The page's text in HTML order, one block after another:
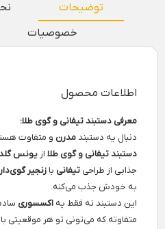
توضیحات
خصوصیات
اطلاعات محصول
معرفی دستبند تیفانی و گوی طلا:
دنبال یه دستبند مدرن و متفاوت
دستبند تیفانی و گوی طلا از یونس
جذابی از طراحی تیفانی با زنجیر گوی‌دار
به خودش جذب می‌کنه.
این دستبند نه فقط یه اکسسوری
متفاوته که می‌تونی تو هر